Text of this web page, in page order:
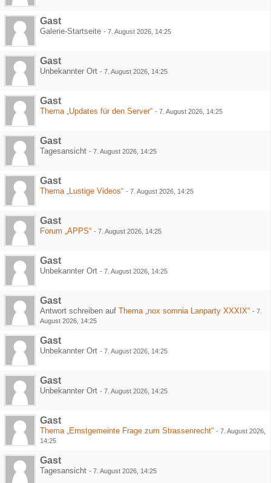
Gast
Galerie-Startseite - 7. August 2026, 14:25
Gast
Unbekannter Ort - 7. August 2026, 14:25
Gast
Thema „Updates für den Server“ - 7. August 2026, 14:25
Gast
Tagesansicht - 7. August 2026, 14:25
Gast
Thema „Lustige Videos“ - 7. August 2026, 14:25
Gast
Forum „APPS“ - 7. August 2026, 14:25
Gast
Unbekannter Ort - 7. August 2026, 14:25
Gast
Antwort schreiben auf Thema „nox somnia Lanparty XXXIX“ - 7.
August 2026, 14:25
Gast
Unbekannter Ort - 7. August 2026, 14:25
Gast
Unbekannter Ort - 7. August 2026, 14:25
Gast
Thema „Ernstgemeinte Frage zum Strassenrecht“ - 7. August 2026,
14:25
Gast
Tagesansicht - 7. August 2026, 14:25